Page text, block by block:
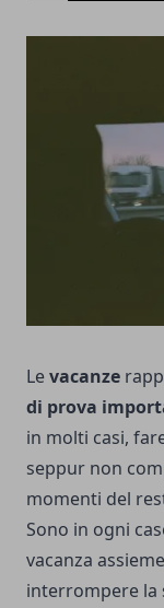
Levacanze
di prova
in molti casi,
seppur non
momenti del
Sono in ogni
vacanza
interrompere la